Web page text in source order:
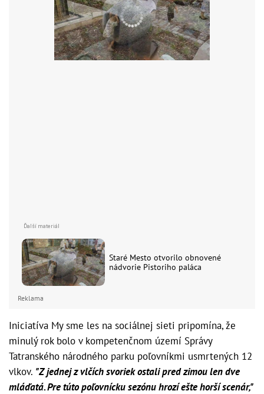
Staré Mesto otvorilo obnovené
nádvorie Pistoriho paláca
Reklama
Iniciatíva My sme les na sociálnej sieti pripomína, že
minulý rok bolo v kompetenčnom území Správy
Tatranského národného parku poľovníkmi usmrtených 12
vlkov. "Z jednej z vlčích svoriek ostali pred zimou len dve
mláďatá. Pre túto poľovnícku sezónu hrozí ešte horší scenár,"